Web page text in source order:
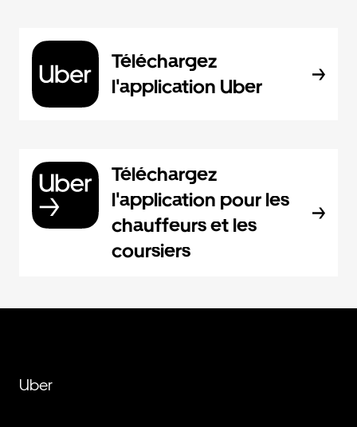
Téléchargez
l'application Uber
Téléchargez
l'application pour les
chauffeurs et les
coursiers
Uber